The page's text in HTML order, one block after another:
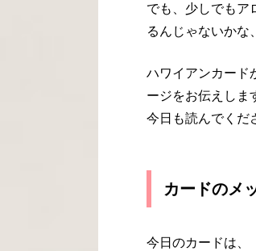
でも、少しでもア
るんじゃないかな
ハワイアンカード
ージをお伝えしま
今日も読んでくだ
カードのメ
今日のカードは、